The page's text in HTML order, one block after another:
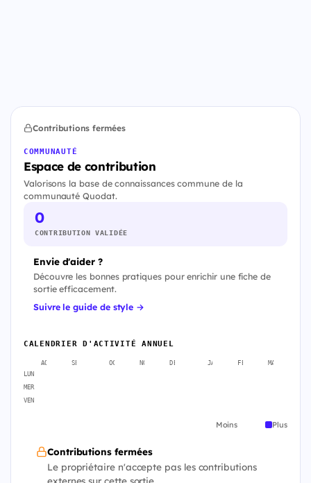
Contributions fermées
COMMUNAUTÉ
Espace de contribution
Valorisons la base de connaissances commune de la
communauté Quodat.
0
CONTRIBUTION VALIDÉE
Envie d'aider ?
Découvre les bonnes pratiques pour enrichir une fiche de
sortie efficacement.
Suivre le guide de style →
CALENDRIER D'ACTIVITÉ ANNUEL
AOÛT SEPT. OCT. NOV. DÉC. JANV. FÉVR. MARS
LUN
MER
VEN
Moins Plus
Contributions fermées
Le propriétaire n'accepte pas les contributions
externes sur cette sortie.